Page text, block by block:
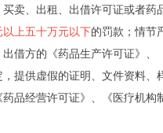
卖、出租、出借许可证或者药
以上五十万元以下的罚款；情节
出借方的《药品生产许可证》
提供虚假的证明、文件资料、
品经营许可证》、《医疗机